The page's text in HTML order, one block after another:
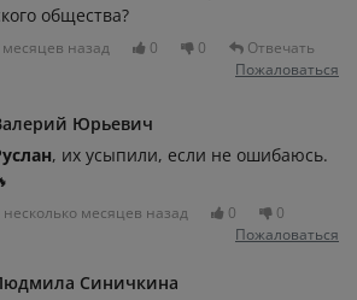
общества?
месяцев назад 0 0
Отвечать
Пожаловаться
Юрьевич
, их усыпили, если не ошибаюсь.
несколько месяцев назад 0
0
Пожаловаться
Синичкина